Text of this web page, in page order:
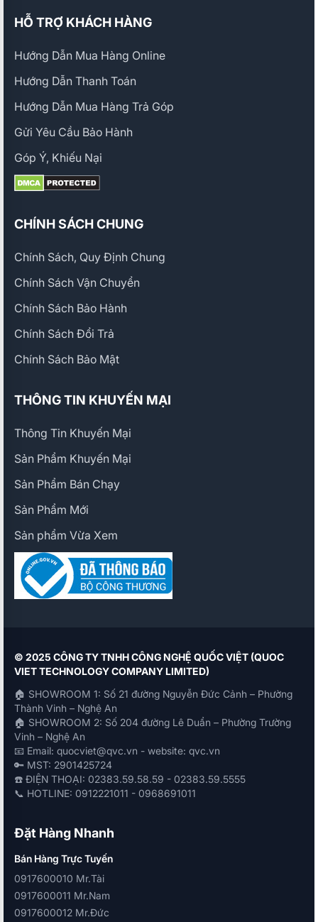
HỖ TRỢ KHÁCH HÀNG
Hướng Dẫn Mua Hàng Online
Hướng Dẫn Thanh Toán
Hướng Dẫn Mua Hàng Trả Góp
Gửi Yêu Cầu Bảo Hành
Góp Ý, Khiếu Nại
CHÍNH SÁCH CHUNG
Chính Sách, Quy Định Chung
Chính Sách Vận Chuyển
Chính Sách Bảo Hành
Chính Sách Đổi Trả
Chính Sách Bảo Mật
THÔNG TIN KHUYẾN MẠI
Thông Tin Khuyến Mại
Sản Phẩm Khuyến Mại
Sản Phẩm Bán Chạy
Sản Phẩm Mới
Sản phẩm Vừa Xem
© 2025 CÔNG TY TNHH CÔNG NGHỆ QUỐC VIỆT (QUOC
VIET TECHNOLOGY COMPANY LIMITED)
🏠 SHOWROOM 1: Số 21 đường Nguyễn Đức Cảnh – Phường
Thành Vinh – Nghệ An
🏠 SHOWROOM 2: Số 204 đường Lê Duẩn – Phường Trường
Vinh – Nghệ An
📧 Email: quocviet@qvc.vn - website: qvc.vn
🔑 MST: 2901425724
☎️ ĐIỆN THOẠI: 02383.59.58.59 - 02383.59.5555
📞 HOTLINE: 0912221011 - 0968691011
Đặt Hàng Nhanh
Bán Hàng Trực Tuyến
0917600010 Mr.Tài
0917600011 Mr.Nam
0917600012 Mr.Đức